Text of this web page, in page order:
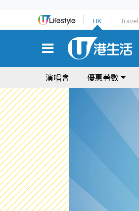
HK Travel
演唱會 優惠著數